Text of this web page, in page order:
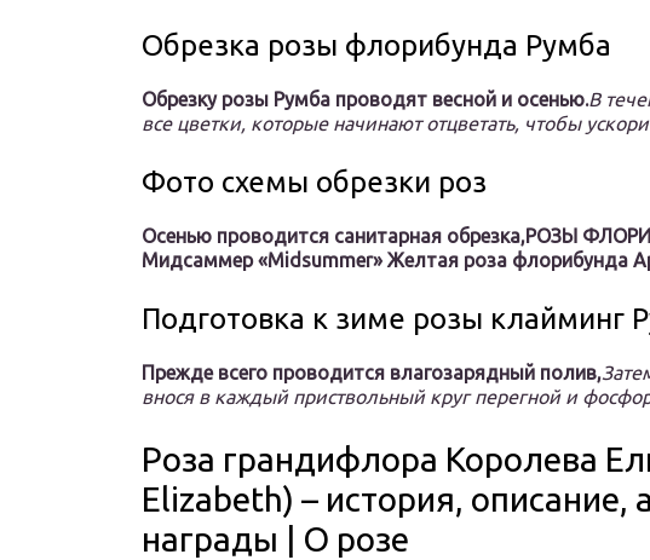
Обрезка розы флорибунда Румба
Обрезку розы Румба проводят весной и осенью.В
все цветки, которые начинают отцветать, чтобы
Фото схемы обрезки роз
Осенью проводится санитарная обрезка,РОЗЫ
Мидсаммер «Midsummer» Желтая роза флорибунда
Подготовка к зиме розы клайминг
Прежде всего проводится влагозарядный полив,
внося в каждый приствольный круг перегной и
Роза грандифлора Королева
Elizabeth) – история, описание,
награды | О розе